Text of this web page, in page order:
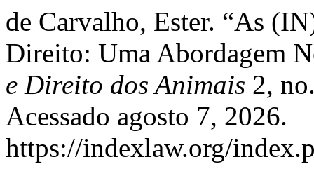
de Carvalho, Ester. “As
Direito: Uma Abordagem
e Direito dos Animais 2,
Acessado agosto 7, 2026.
https://indexlaw.org/